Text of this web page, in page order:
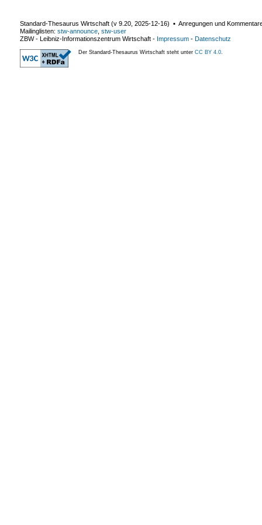
Standard-Thesaurus Wirtschaft (v 9.20 2025-12-16) ▪ Anregungen und
Mailinglisten: stw-announce stw-user
ZBW - Leibniz-Informationszentrum Wirtschaft - Impressum - Datenschutz
Der Standard-Thesaurus Wirtschaft steht unter CC BY 4.0